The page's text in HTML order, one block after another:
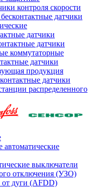
контроля скорости
датчики
датчики
датчики
коммутаторные
датчики
продукция
датчики
распределенного
выключатели
отключения (УЗО)
от дуги (AFDD)